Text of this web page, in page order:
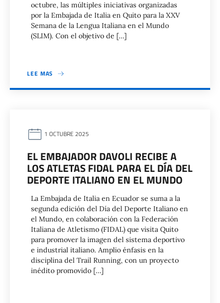
octubre, las múltiples iniciativas organizadas
por la Embajada de Italia en Quito para la XXV
Semana de la Lengua Italiana en el Mundo
(SLIM). Con el objetivo de […]
LEE MAS
1 OCTUBRE 2025
EL EMBAJADOR DAVOLI RECIBE A
LOS ATLETAS FIDAL PARA EL DÍA DEL
DEPORTE ITALIANO EN EL MUNDO
La Embajada de Italia en Ecuador se suma a la
segunda edición del Día del Deporte Italiano en
el Mundo, en colaboración con la Federación
Italiana de Atletismo (FIDAL) que visita Quito
para promover la imagen del sistema deportivo
e industrial italiano. Amplio énfasis en la
disciplina del Trail Running, con un proyecto
inédito promovido […]